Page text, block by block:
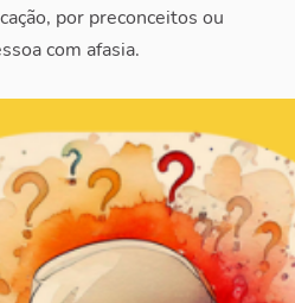
por preconceitos ou
com afasia.